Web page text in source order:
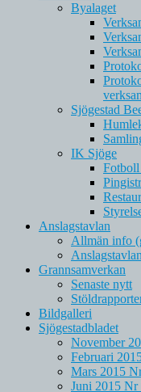
Byalaget
Sjögestad
IK Sjöge
Anslagstavlan
Allmän info
Anslagstavlan
Grannsamverkan
Senaste nytt
Bildgalleri
Sjögestadbladet
November
Februari
Mars 2015
Juni 2015 Nr